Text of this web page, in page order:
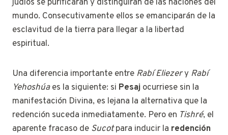
judíos se purificarán y distinguirán de las naciones del
mundo. Consecutivamente ellos se emanciparán de la
esclavitud de la tierra para llegar a la libertad
espiritual.
Una diferencia importante entre Rabí Eliezery Rabí
Yehoshúaes la siguiente: si Pesaj ocurriese sin la
manifestación Divina, es lejana la alternativa que la
redención suceda inmediatamente. Pero en Tishré, el
aparente fracaso de Sucotpara inducir la redención